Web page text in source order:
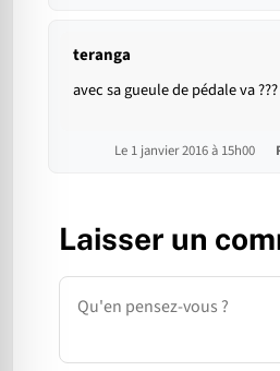
teranga
avec sa gueule de pédale va ???
Le 1 janvier 2016 à 15h00
Laisser un
Commentaire